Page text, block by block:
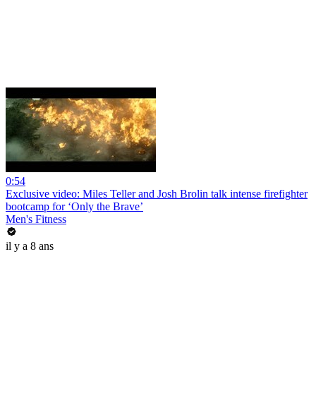
0:54
Exclusive video: Miles Teller and Josh Brolin talk intense firefighter
bootcamp for ‘Only the Brave’
Men's Fitness
il y a 8 ans